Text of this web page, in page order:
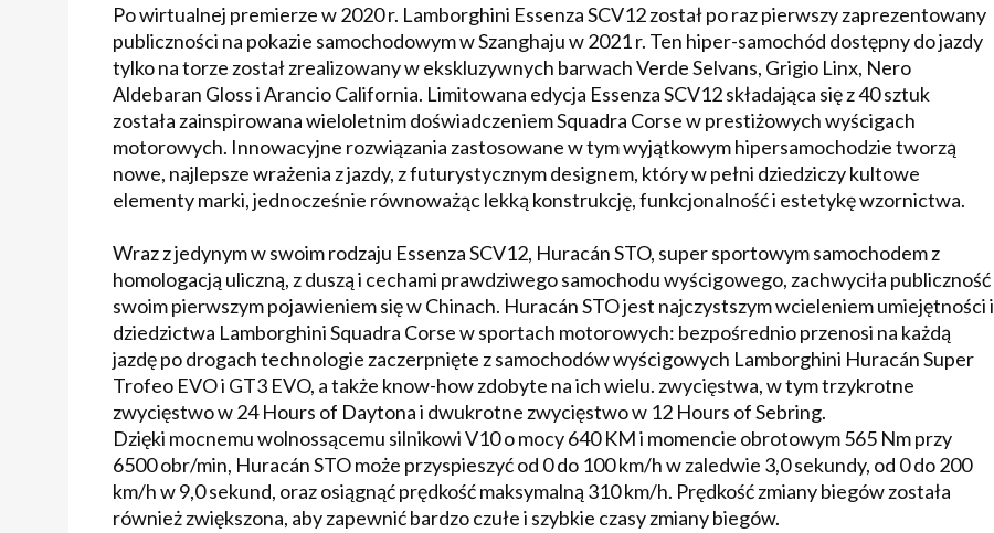
Po wirtualnej premierze w 2020 r. Lamborghini Essenza SCV12 został po raz pierwszy zaprezentowany
publiczności na pokazie samochodowym w Szanghaju w 2021 r. Ten hiper-samochód dostępny do jazdy
tylko na torze został zrealizowany w ekskluzywnych barwach Verde Selvans, Grigio Linx, Nero
Aldebaran Gloss i Arancio California. Limitowana edycja Essenza SCV12 składająca się z 40 sztuk
została zainspirowana wieloletnim doświadczeniem Squadra Corse w prestiżowych wyścigach
motorowych. Innowacyjne rozwiązania zastosowane w tym wyjątkowym hipersamochodzie tworzą
nowe, najlepsze wrażenia z jazdy, z futurystycznym designem, który w pełni dziedziczy kultowe
elementy marki, jednocześnie równoważąc lekką konstrukcję, funkcjonalność i estetykę wzornictwa.
Wraz z jedynym w swoim rodzaju Essenza SCV12, Huracán STO, super sportowym samochodem z
homologacją uliczną, z duszą i cechami prawdziwego samochodu wyścigowego, zachwyciła publiczność
swoim pierwszym pojawieniem się w Chinach. Huracán STO jest najczystszym wcieleniem umiejętności i
dziedzictwa Lamborghini Squadra Corse w sportach motorowych: bezpośrednio przenosi na każdą
jazdę po drogach technologie zaczerpnięte z samochodów wyścigowych Lamborghini Huracán Super
Trofeo EVO i GT3 EVO, a także know-how zdobyte na ich wielu. zwycięstwa, w tym trzykrotne
zwycięstwo w 24 Hours of Daytona i dwukrotne zwycięstwo w 12 Hours of Sebring.
Dzięki mocnemu wolnossącemu silnikowi V10 o mocy 640 KM i momencie obrotowym 565 Nm przy
6500 obr/min, Huracán STO może przyspieszyć od 0 do 100 km/h w zaledwie 3,0 sekundy, od 0 do 200
km/h w 9,0 sekund, oraz osiągnąć prędkość maksymalną 310 km/h. Prędkość zmiany biegów została
również zwiększona, aby zapewnić bardzo czułe i szybkie czasy zmiany biegów.